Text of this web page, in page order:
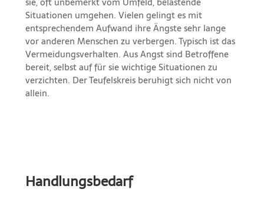
Situationen umgehen. Vielen gelingt es mit
entsprechendem Aufwand ihre Ängste sehr lange
vor anderen Menschen zu verbergen. Typisch ist das
Vermeidungsverhalten. Aus Angst sind Betroffene
bereit, selbst auf für sie wichtige Situationen zu
verzichten. Der Teufelskreis beruhigt sich nicht von
allein.
Handlungsbedarf